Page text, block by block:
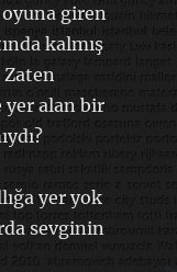
giren
kalmış
yer alan bir
yer yok
sevginin